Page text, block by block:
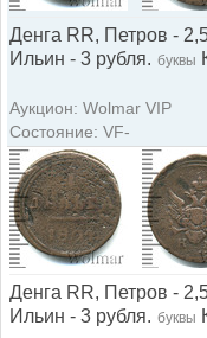
Денга RR, Петров -
Ильин - 3 рубля. буквы
Аукцион: Wolmar VIP
Состояние: VF-
Денга RR, Петров -
Ильин - 3 рубля. буквы